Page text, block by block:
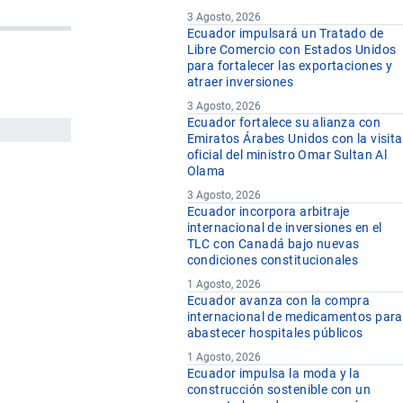
3 Agosto, 2026
Ecuador impulsará un Tratado de
Libre Comercio con Estados Unidos
para fortalecer las exportaciones y
atraer inversiones
3 Agosto, 2026
Ecuador fortalece su alianza con
Emiratos Árabes Unidos con la visita
oficial del ministro Omar Sultan Al
Olama
3 Agosto, 2026
Ecuador incorpora arbitraje
internacional de inversiones en el
TLC con Canadá bajo nuevas
condiciones constitucionales
1 Agosto, 2026
Ecuador avanza con la compra
internacional de medicamentos para
abastecer hospitales públicos
1 Agosto, 2026
Ecuador impulsa la moda y la
construcción sostenible con un